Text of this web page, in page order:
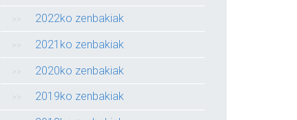
2022ko zenbakiak
2021ko zenbakiak
2020ko zenbakiak
2019ko zenbakiak